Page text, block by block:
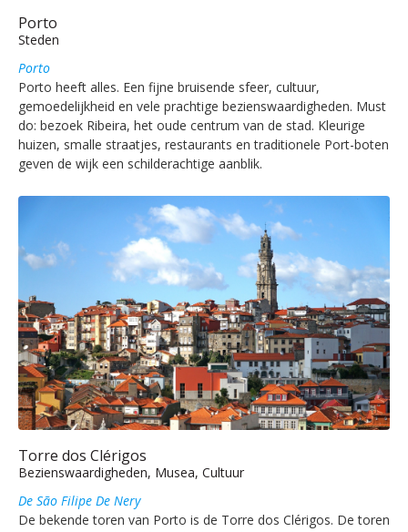
Porto
Steden
Porto
Porto heeft alles. Een fijne bruisende sfeer, cultuur,
gemoedelijkheid en vele prachtige bezienswaardigheden. Must
do: bezoek Ribeira, het oude centrum van de stad. Kleurige
huizen, smalle straatjes, restaurants en traditionele Port-boten
geven de wijk een schilderachtige aanblik.
Torre dos Clérigos
Bezienswaardigheden, Musea, Cultuur
De São Filipe De Nery
De bekende toren van Porto is de Torre dos Clérigos. De toren